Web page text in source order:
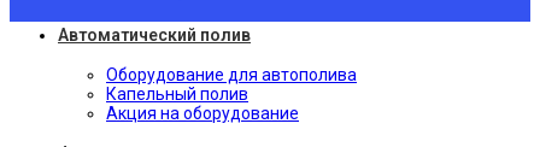
Автоматический полив
Оборудование для автополива
Капельный полив
Акция на оборудование